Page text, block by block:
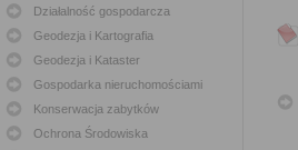
Działalność gospodarcza
Geodezja i Kartografia
Geodezja i Kataster
Gospodarka nieruchomościami
Konserwacja zabytków
Ochrona Środowiska